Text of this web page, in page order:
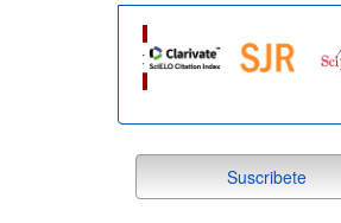
suscribete
Suscribete